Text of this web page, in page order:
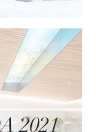
2021